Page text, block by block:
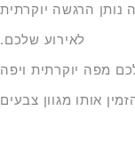
נותן הרגשה יוקרתית
לאירוע שלכם.
מפה יוקרתית ויפה
אותו מגוון צבעים